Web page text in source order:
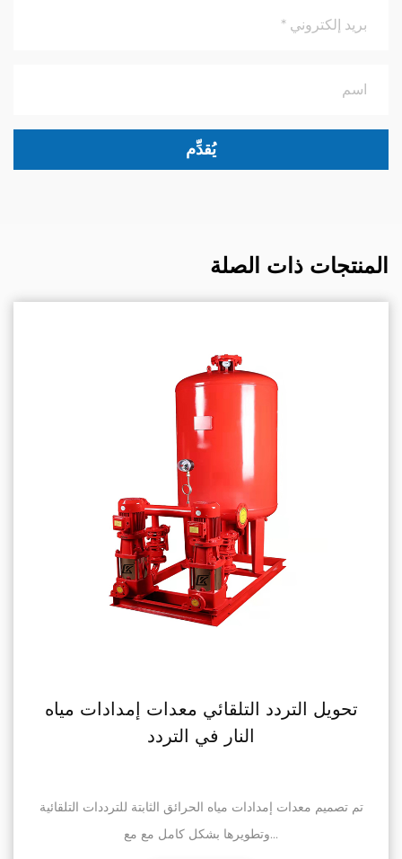
المنتجات ذات الصلة
تحويل التردد التلقائي معدات إمدادات مياه
النار في التردد
تم تصميم معدات إمدادات مياه الحرائق الثابتة للترددات التلقائية
وتطويرها بشكل كامل مع مع...